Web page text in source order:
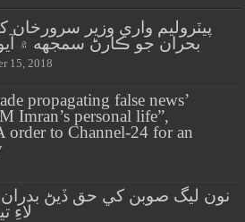
پيٽروليم واري وزير
بحران جو ڪارڻ سمجهه ۾ آيو
15, 2018
propagating false news’
Imran’s personal life”,
order to Channel-24 for an
نون ليگ صوبن کي حق ڏيڻ بدران